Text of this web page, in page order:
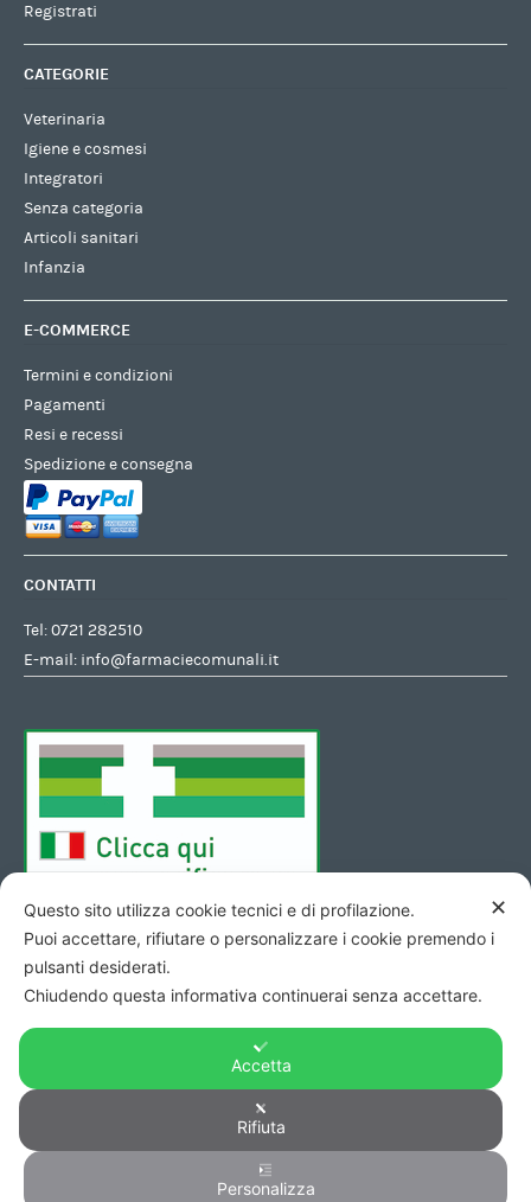
Registrati
CATEGORIE
Veterinaria
Igiene e cosmesi
Integratori
Senza categoria
Articoli sanitari
Infanzia
E-COMMERCE
Termini e condizioni
Pagamenti
Resi e recessi
Spedizione e consegna
CONTATTI
Tel:0721 282510
E-mail: info@farmaciecomunali.it
Copyright © 2026 - Codice Fiscale/Partita Iva 01423690419 R.E.A.
di Pesaro n. 140952 -
✕
Questo sito utilizza cookie tecnici e di profilazione.
Puoi accettare, rifiutare o personalizzare i cookie premendo i
pulsanti desiderati.
Chiudendo questa informativa continuerai senza accettare.
Accetta
Rifiuta
Personalizza